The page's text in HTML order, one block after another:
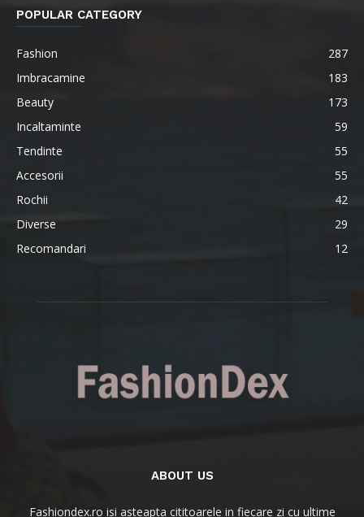
POPULAR CATEGORY
Fashion
287
Imbracamine
183
Beauty
173
Incaltaminte
59
Tendinte
55
Accesorii
55
Rochii
42
Diverse
29
Recomandari
12
ABOUT US
Fashiondex.ro isi asteapta cititoarele in fiecare zi cu ultime